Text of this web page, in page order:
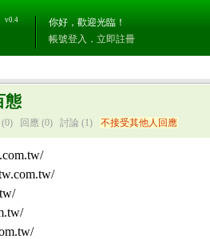
v0.4
你好，歡迎光臨！
帳號登入 ． 立即註冊
態
回應 (0) 討論 (1) 不接受其他人回應